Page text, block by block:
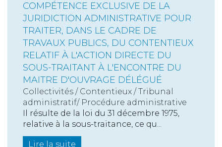
COMPÉTENCE EXCLUSIVE DE LA
JURIDICTION ADMINISTRATIVE POUR
TRAITER, DANS LE CADRE DE
TRAVAUX PUBLICS, DU CONTENTIEUX
RELATIF À L'ACTION DIRECTE DU
SOUS-TRAITANT À L'ENCONTRE DU
MAITRE D'OUVRAGE DÉLÉGUÉ
Collectivités / Contentieux / Tribunal
administratif/ Procédure administrative
Il résulte de la loi du 31 décembre 1975,
relative à la sous-traitance, ce qu...
Lire la suite